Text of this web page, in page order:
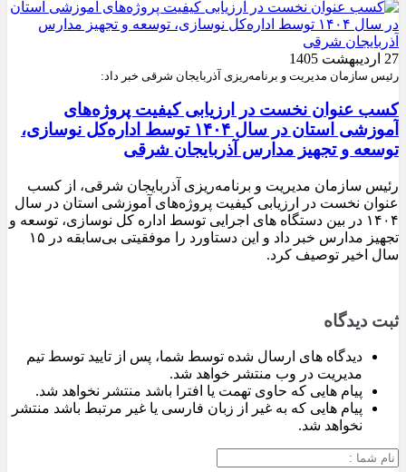
27 اردیبهشت 1405
رئیس سازمان مدیریت و برنامه‌ریزی آذربایجان شرقی خبر داد:
کسب عنوان نخست در ارزیابی کیفیت پروژه‌های
آموزشی استان در سال ۱۴۰۴ توسط اداره‌کل نوسازی،
توسعه و تجهیز مدارس آذربایجان شرقی
رئیس سازمان مدیریت و برنامه‌ریزی آذربایجان شرقی، از کسب
عنوان نخست در ارزیابی کیفیت پروژه‌های آموزشی استان در سال
۱۴۰۴ در بین دستگاه های اجرایی توسط اداره کل نوسازی، توسعه و
تجهیز مدارس خبر داد و این دستاورد را موفقیتی بی‌سابقه در ۱۵
سال اخیر توصیف کرد.
ثبت دیدگاه
دیدگاه های ارسال شده توسط شما، پس از تایید توسط تیم
مدیریت در وب منتشر خواهد شد.
پیام هایی که حاوی تهمت یا افترا باشد منتشر نخواهد شد.
پیام هایی که به غیر از زبان فارسی یا غیر مرتبط باشد منتشر
نخواهد شد.